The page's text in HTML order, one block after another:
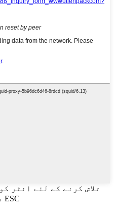
تلاش کرنے کے لئے انٹر کو
دبائیں یا بند ہونے کے لئے ESC